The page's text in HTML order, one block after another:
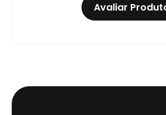
Avaliar